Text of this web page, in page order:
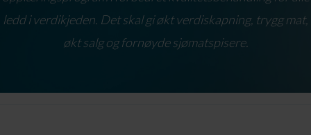
ledd i verdikjeden. Det skal gi økt verdiskapning, trygg mat,
økt salg og fornøyde sjømatspisere.